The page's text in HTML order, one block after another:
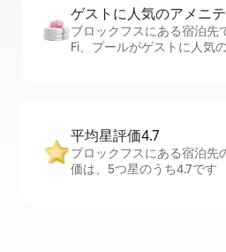
ゲストに人⁠気⁠のア⁠メ⁠ニ⁠
ブロックフスにある宿泊先
Fi、プールがゲストに人気
平均星評価4.7
ブロックフスにある宿泊先
価は、5つ星のうち4.7です